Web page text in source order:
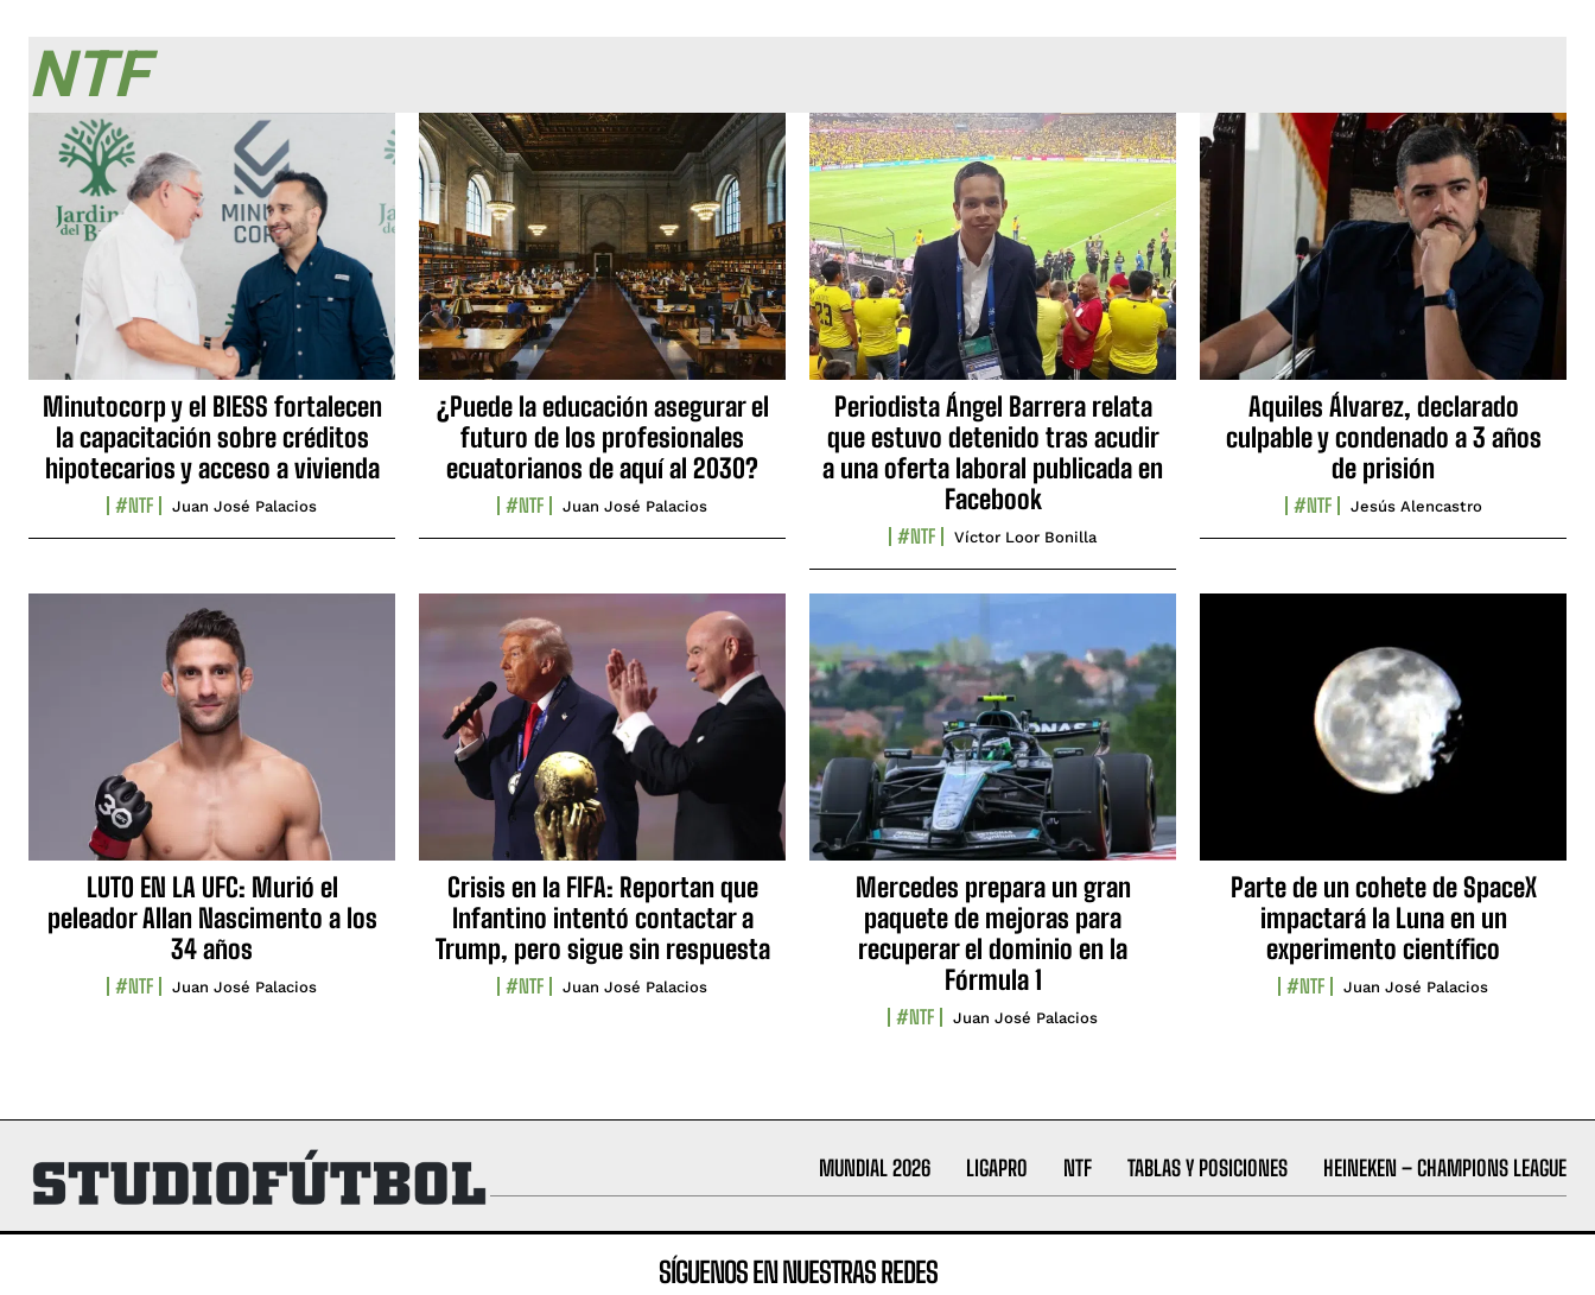
NTF
Minutocorp y el BIESS fortalecen
la capacitación sobre créditos
hipotecarios y acceso a vivienda
#NTF Juan José Palacios
¿Puede la educación asegurar el
futuro de los profesionales
ecuatorianos de aquí al 2030?
#NTF Juan José Palacios
Periodista Ángel Barrera relata
que estuvo detenido tras acudir
a una oferta laboral publicada en
Facebook
#NTF Víctor Loor Bonilla
Aquiles Álvarez, declarado
culpable y condenado a 3 años
de prisión
#NTF Jesús Alencastro
LUTO EN LA UFC: Murió el
peleador Allan Nascimento a los
34 años
#NTF Juan José Palacios
Crisis en la FIFA: Reportan que
Infantino intentó contactar a
Trump, pero sigue sin respuesta
#NTF Juan José Palacios
Mercedes prepara un gran
paquete de mejoras para
recuperar el dominio en la
Fórmula 1
#NTF Juan José Palacios
Parte de un cohete de SpaceX
impactará la Luna en un
experimento científico
#NTF Juan José Palacios
MUNDIAL 2026 LIGAPRO NTF TABLAS Y POSICIONES HEINEKEN – CHAMPIONS LEAGUE
SÍGUENOS EN NUESTRAS REDES